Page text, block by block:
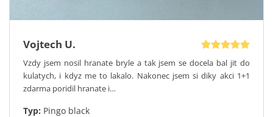
Vojtech U.
Vzdy jsem nosil hranate bryle a tak jsem se docela bal jit do
kulatych, i kdyz me to lakalo. Nakonec jsem si diky akci 1+1
zdarma poridil hranate i…
Typ: Pingo black